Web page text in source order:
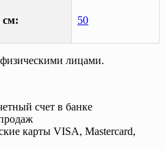
см: 50
лицами.
счет в банке
карты VISA, Mastercard,